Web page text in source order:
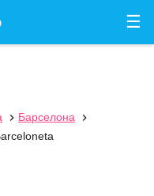
☰
 Барселона
